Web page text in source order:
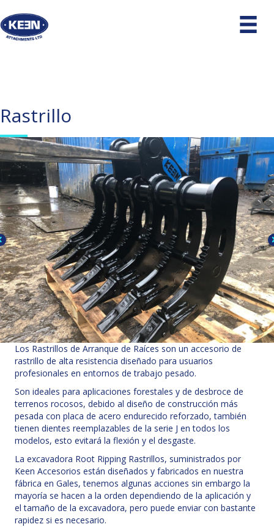
Rastrillo
Los Rastrillos de Arranque de Raíces son un accesorio de
rastrillo de alta resistencia diseñado para usuarios
profesionales en entornos de trabajo pesado.
Son ideales para aplicaciones forestales y de desbroce de
terrenos rocosos, debido al diseño de construcción más
pesada con placa de acero endurecido reforzado, también
tienen dientes reemplazables de la serie J en todos los
modelos, esto evitará la flexión y el desgaste.
La excavadora Root Ripping Rastrillos, suministrados por
Keen Accesorios están diseñados y fabricados en nuestra
fábrica en Gales, tenemos algunas acciones sin embargo la
mayoría se hacen a la orden dependiendo de la aplicación y
el tamaño de la excavadora, pero puede enviar con bastante
rapidez si es necesario.